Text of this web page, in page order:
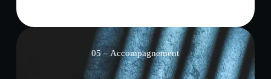
05 – Accompagnement